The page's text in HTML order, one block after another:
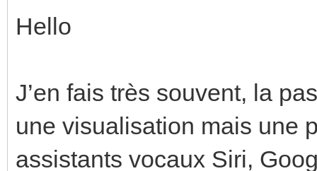
Hello
J’en fais très souvent, la
une visualisation mais une
assistants vocaux Siri,